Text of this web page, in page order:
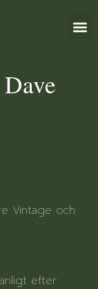
Vintage och
efter